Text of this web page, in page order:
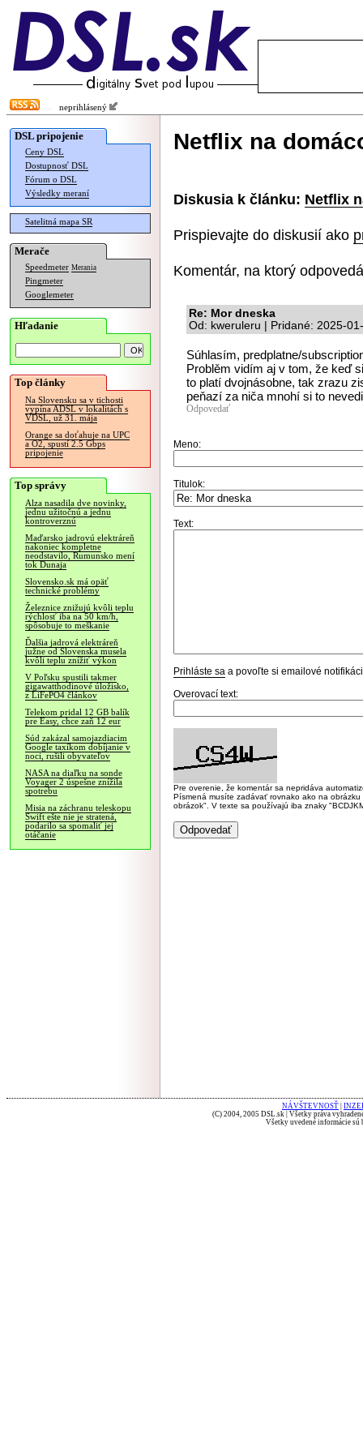
neprihlásený
DSL pripojenie
Ceny DSL
Dostupnosť DSL
Fórum o DSL
Výsledky meraní
Satelitná mapa SR
Merače
Speedmeter Merania
Pingmeter
Googlemeter
Hľadanie
Top články
Na Slovensku sa v tichosti
vypína ADSL v lokalitách s
VDSL, už 31. mája
Orange sa doťahuje na UPC
a O2, spustí 2.5 Gbps
pripojenie
Top správy
Alza nasadila dve novinky,
jednu užitočnú a jednu
kontroverznú
Maďarsko jadrovú elektráreň
nakoniec kompletne
neodstavilo, Rumunsko mení
tok Dunaja
Slovensko.sk má opäť
technické problémy
Železnice znižujú kvôli teplu
rýchlosť iba na 50 km/h,
spôsobuje to meškanie
Ďalšia jadrová elektráreň
južne od Slovenska musela
kvôli teplu znížiť výkon
V Poľsku spustili takmer
gigawatthodinové úložisko,
z LiFePO4 článkov
Telekom pridal 12 GB balík
pre Easy, chce zaň 12 eur
Súd zakázal samojazdiacim
Google taxíkom dobíjanie v
noci, rušili obyvateľov
NASA na diaľku na sonde
Voyager 2 úspešne znížila
spotrebu
Misia na záchranu teleskopu
Swift ešte nie je stratená,
podarilo sa spomaliť jej
otáčanie
Netflix na
Diskusia k článku: Netflix
Prispievajte do diskusií ako
Komentár, na ktorý
Re: Mor dneska
Od: kweruleru | Pridané: 2025-
Súhlasím, predplatne/
Problěm vidím aj v tom, že keď
to platí dvojnásobne, tak zrazu
peňazí za niča mnohí si to
Odpovedať
Meno:
Titulok:
Text:
Prihláste sa a povoľte si emailové
Overovací text:
Pre overenie, že komentár sa nepridáva
Písmená musíte zadávať rovnako ako na
obrázok". V texte sa používajú iba znaky
NÁVŠTEVNOSŤ
(C) 2004, 2005 DSL.sk | Všetky práva
Všetky uvedené informácie sú